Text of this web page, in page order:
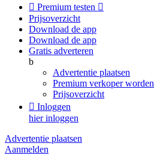
 Premium testen 
Prijsoverzicht
Download de app
Download de app
Gratis adverteren
b
Advertentie plaatsen
Premium verkoper worden
Prijsoverzicht
 Inloggen
hier inloggen
Advertentie plaatsen
Aanmelden